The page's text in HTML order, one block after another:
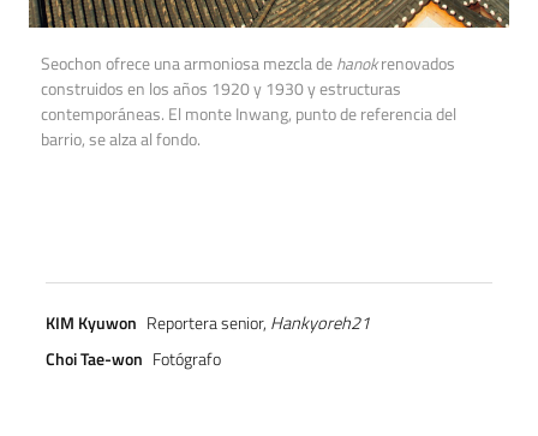
Seochon ofrece una armoniosa mezcla de hanokrenovados
construidos en los años 1920 y 1930 y estructuras
contemporáneas. El monte Inwang, punto de referencia del
barrio, se alza al fondo.
KIM Kyuwon Reportera senior, Hankyoreh21
Choi Tae-won Fotógrafo